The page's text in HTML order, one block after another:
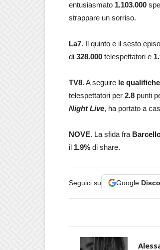
entusiasmato 1.103.000
strappare un sorriso.
La7. Il quinto e il sesto
di 328.000 telespettatori e
TV8. A seguire le
telespettatori per 2.8 punti
Night Live, ha portato a
NOVE. La sfida fra
il 1.9% di share.
Seguici su Google